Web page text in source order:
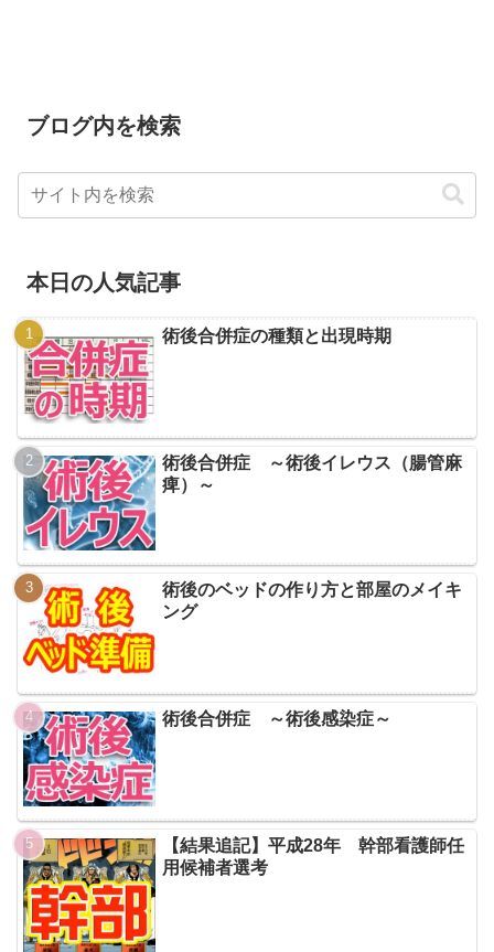
ブログ内を検索
本日の人気記事
術後合併症の種類と出現時期
術後合併症 ～術後イレウス（腸管麻
痺）～
術後のベッドの作り方と部屋のメイキ
ング
術後合併症 ～術後感染症～
【結果追記】平成28年 幹部看護師任
用候補者選考